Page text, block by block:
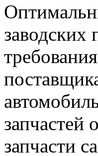
заводских
запчастей
запчасти